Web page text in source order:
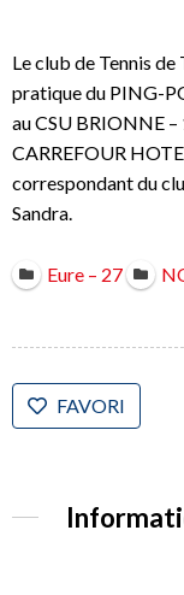
Le club de Tennis
pratique du PING-
au CSU BRIONNE
CARREFOUR
correspondant du
Sandra.
Eure – 27
FAVORI